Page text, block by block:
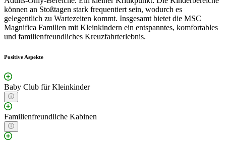
können an Stoßtagen stark frequentiert sein, wodurch es
gelegentlich zu Wartezeiten kommt. Insgesamt bietet die MSC
Magnifica Familien mit Kleinkindern ein entspanntes, komfortables
und familienfreundliches Kreuzfahrterlebnis.
Positive Aspekte
Baby Club für Kleinkinder
Familienfreundliche Kabinen